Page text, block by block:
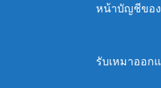
หน้าบัญชีขอ
รับเหมาออก